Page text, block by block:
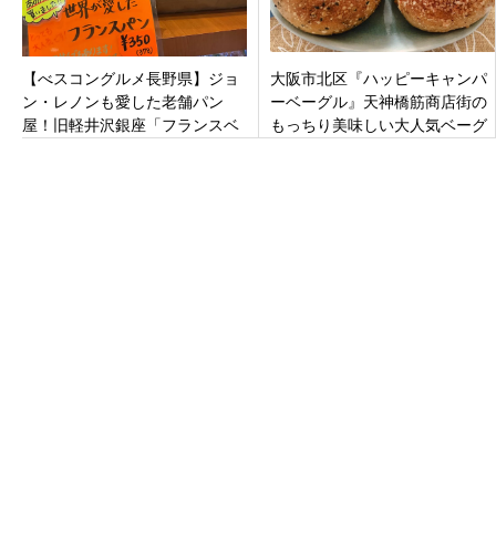
【べスコングルメ長野県】ジョ
ン・レノンも愛した老舗パン
屋！旧軽井沢銀座「フランスベ
大阪市北区『ハッピーキャンパ
ーベーグル』天神橋筋商店街の
もっちり美味しい大人気ベーグ